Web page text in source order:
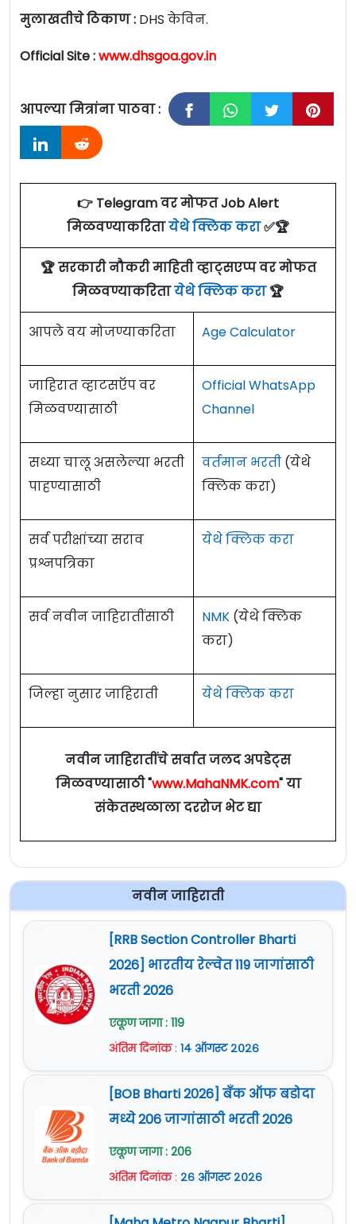
मुलाखतीचे ठिकाण : DHS केविन.
Official Site :www.dhsgoa.gov.in
आपल्या मित्रांना पाठवा :
👉 Telegram वर मोफत Job Alert
मिळवण्याकरितायेथे क्लिक करा✅🏆
🏆 सरकारी नौकरी माहिती व्हाट्सएप्प वर मोफत
मिळवण्याकरितायेथे क्लिक करा🏆
आपले वय मोजण्याकरिता Age Calculator
जाहिरात व्हाटसऍप वर
मिळवण्यासाठी
Official WhatsApp
Channel
सध्या चालू असलेल्या भरती
पाहण्यासाठी
वर्तमान भरती (येथे
क्लिक करा)
सर्व परीक्षांच्या सराव
प्रश्नपत्रिका
येथे क्लिक करा
सर्व नवीन जाहिरातींसाठी NMK (येथे क्लिक
करा)
जिल्हा नुसार जाहिराती येथे क्लिक करा
नवीन जाहिरातींचे सर्वात जलद अपडेट्स
मिळवण्यासाठी "www.MahaNMK.com" या
संकेतस्थळाला दररोज भेट द्या
नवीन जाहिराती
[RRB Section Controller Bharti
2026] भारतीय रेल्वेत 119 जागांसाठी
भरती 2026
एकूण जागा : 119
अंतिम दिनांक: १४ ऑगस्ट २०२६
[BOB Bharti 2026] बँक ऑफ बडोदा
मध्ये 206 जागांसाठी भरती 2026
एकूण जागा : 206
अंतिम दिनांक: २६ ऑगस्ट २०२६